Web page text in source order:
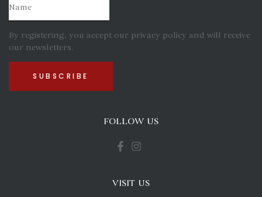
By registering, you accept our privacy policy and will receive
our newsletters.
FOLLOW US
VISIT US